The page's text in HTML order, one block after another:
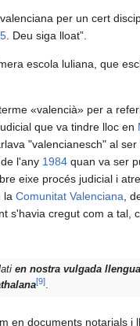
per un cert
. Deu siga lloat”.
escola luliana, que
«valencià» per a
que va tindre lloc en
"valencianesch" al ser
l'any 1984 quan va ser
eixe procés judicial i
la Comunitat Valenciana ,
s'havia cregut com a tal,
en nostra vulgada
[9].
en documents notarials i